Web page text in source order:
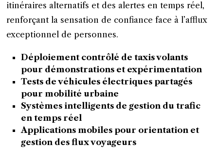
itinéraires alternatifs et des alertes en temps réel,
renforçant la sensation de confiance face à l’afflux
exceptionnel de personnes.
Déploiement contrôlé de taxis volants
pour démonstrations et expérimentation
Tests de véhicules électriques partagés
pour mobilité urbaine
Systèmes intelligents de gestion du trafic
en temps réel
Applications mobiles pour orientation et
gestion des flux voyageurs